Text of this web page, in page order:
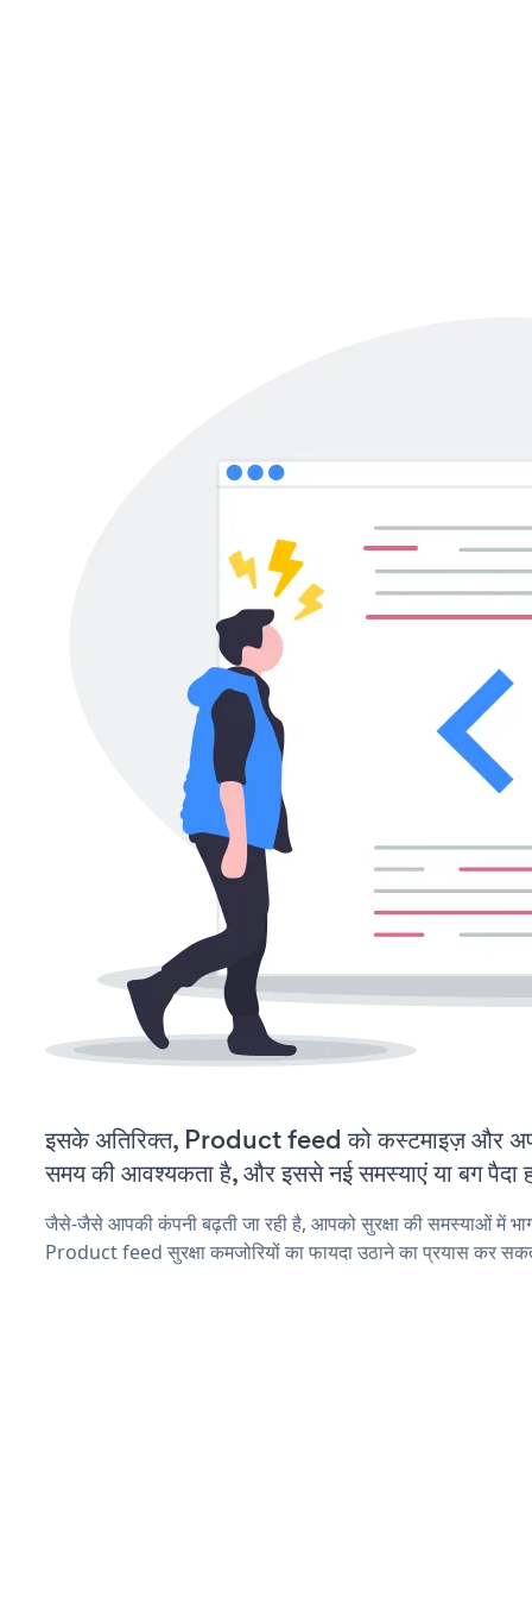
इसके अतिरिक्त, Product feed को कस्टमाइज़ और
समय की आवश्यकता है, और इससे नई समस्याएं या बग पैदा
जैसे-जैसे आपकी कंपनी बढ़ती जा रही है, आपको सुरक्षा की समस्याओं में
Product feed सुरक्षा कमजोरियों का फायदा उठाने का प्रयास कर